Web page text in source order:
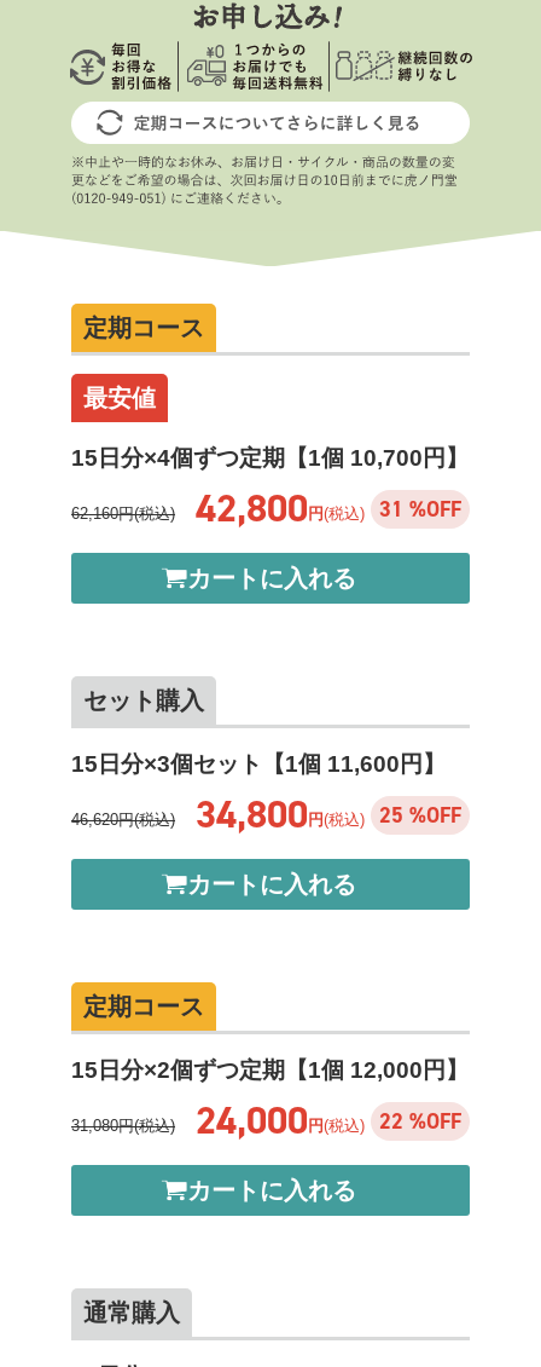
定期コース
最安値
15日分×4個ずつ定期【1個 10,700円】
62,160円(税込) 42,800 円(税込) 31 %OFF
カートに入れる
セット購入
15日分×3個セット【1個 11,600円】
46,620円(税込) 34,800 円(税込) 25 %OFF
カートに入れる
定期コース
15日分×2個ずつ定期【1個 12,000円】
31,080円(税込) 24,000 円(税込) 22 %OFF
カートに入れる
通常購入